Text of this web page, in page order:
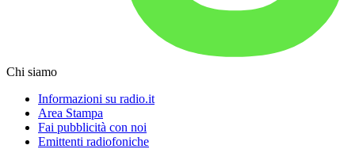
Chi siamo
Informazioni su radio.it
Area Stampa
Fai pubblicità con noi
Emittenti radiofoniche